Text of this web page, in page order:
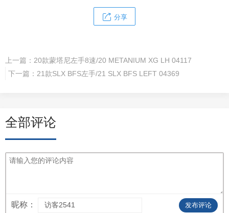
分享
上一篇： 20款蒙塔尼左手8速/20 METANIUM XG LH 04117
下一篇： 21款SLX BFS左手/21 SLX BFS LEFT 04369
全部评论
昵称： 发布评论